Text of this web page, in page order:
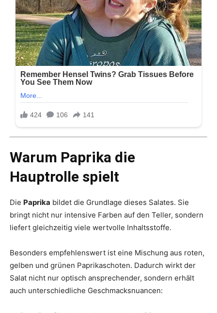
Warum Paprika die
Hauptrolle spielt
Die Paprika bildet die Grundlage dieses Salates. Sie
bringt nicht nur intensive Farben auf den Teller, sondern
liefert gleichzeitig viele wertvolle Inhaltsstoffe.
Besonders empfehlenswert ist eine Mischung aus roten,
gelben und grünen Paprikaschoten. Dadurch wirkt der
Salat nicht nur optisch ansprechender, sondern erhält
auch unterschiedliche Geschmacksnuancen: